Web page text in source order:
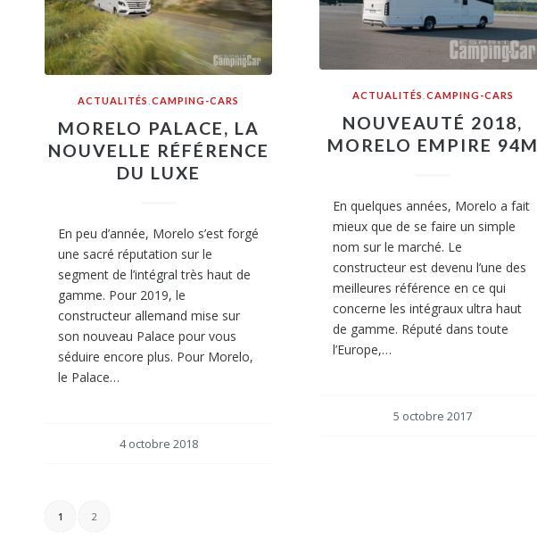
ACTUALITÉS ,CAMPING-CARS
MORELO PALACE, LA
NOUVELLE RÉFÉRENCE
DU LUXE
En peu d’année, Morelo s’est forgé
une sacré réputation sur le
segment de l’intégral très haut de
gamme. Pour 2019, le
constructeur allemand mise sur
son nouveau Palace pour vous
séduire encore plus. Pour Morelo,
le Palace…
4 octobre 2018
ACTUALITÉS CAMPING-CARS
NOUVEAUTÉ 2018,
MORELO EMPIRE 94M
En quelques années, Morelo a fait
mieux que de se faire un simple
nom sur le marché. Le
constructeur est devenu l’une des
meilleures référence en ce qui
concerne les intégraux ultra haut
de gamme. Réputé dans toute
l’Europe,…
5 octobre 2017
1 2